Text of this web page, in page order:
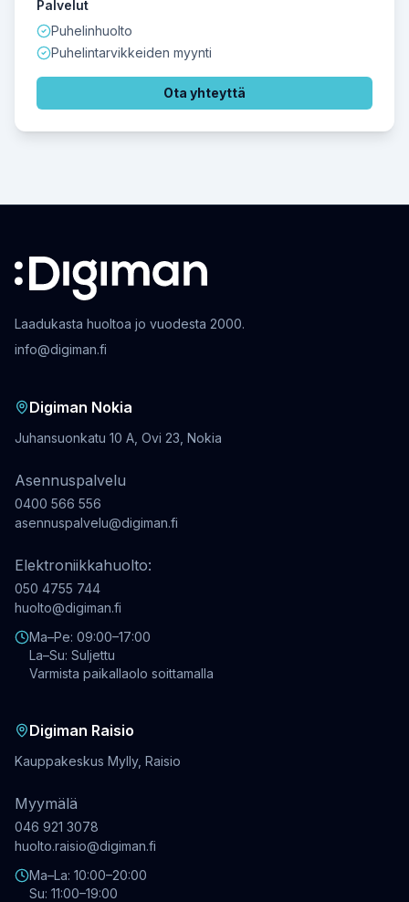
Palvelut
Puhelinhuolto
Puhelintarvikkeiden myynti
Ota yhteyttä
Laadukasta huoltoa jo vuodesta 2000.
info@digiman.fi
Digiman Nokia
Juhansuonkatu 10 A, Ovi 23, Nokia
Asennuspalvelu
0400 566 556
asennuspalvelu@digiman.fi
Elektroniikkahuolto:
050 4755 744
huolto@digiman.fi
Ma–Pe: 09:00–17:00
La–Su: Suljettu
Varmista paikallaolo soittamalla
Digiman Raisio
Kauppakeskus Mylly, Raisio
Myymälä
046 921 3078
huolto.raisio@digiman.fi
Ma–La: 10:00–20:00
Su: 11:00–19:00